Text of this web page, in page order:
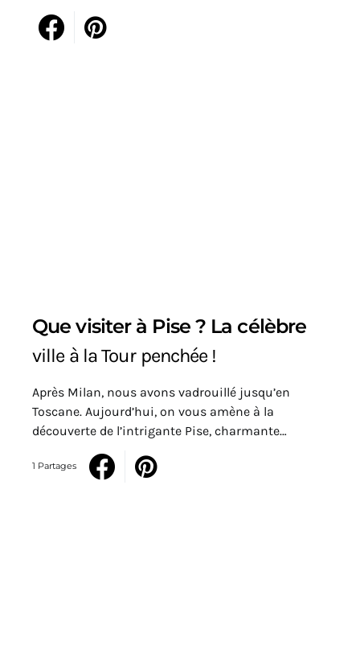
Que visiter à Pise ? La célèbre
ville à la Tour penchée !
Après Milan, nous avons vadrouillé jusqu’en
Toscane. Aujourd’hui, on vous amène à la
découverte de l’intrigante Pise, charmante…
1 Partages